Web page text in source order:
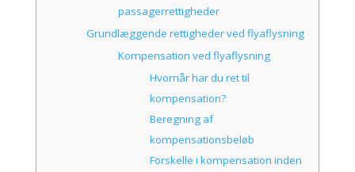
passagerrettigheder
Grundlæggende rettigheder ved flyaflysning
Kompensation ved flyaflysning
Hvornår har du ret til
kompensation?
Beregning af
kompensationsbeløb
Forskelle i kompensation inden